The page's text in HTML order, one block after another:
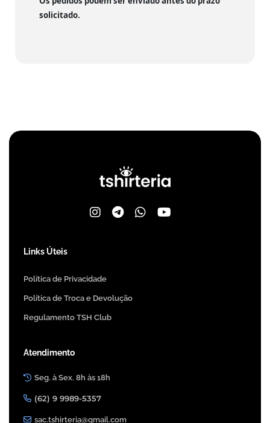
solicitado.
Links Úteis
Política de Privacidade
Política de Troca e Devolução
Regulamento TSH Club
Atendimento
Seg. à Sex. 8h às 18h
(62) 9 9989-5357
sac.tshirteria@gmail.com